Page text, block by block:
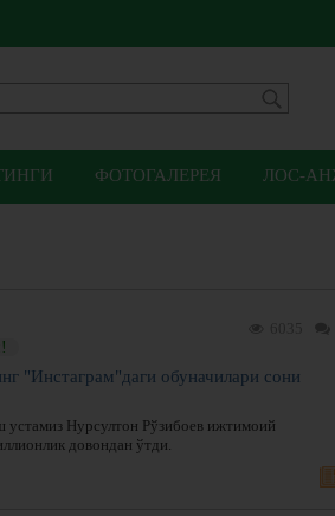
ФОТОГАЛЕРЕЯ ЛОС-
"Инстаграм"даги обуначилари сони
устамиз Нурсултон Рўзибоев ижтимоий
довондан ўтди.